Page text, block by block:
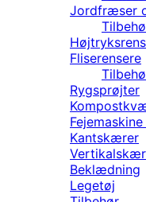
Jordfræser
Fliserensere
Rygsprøjter
Kantskærer
Beklædning
Legetøj